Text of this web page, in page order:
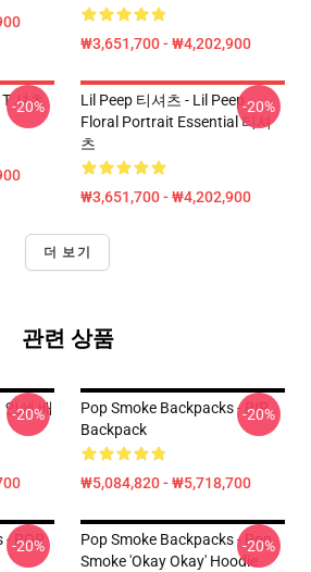
₩3,651,700 - ₩4,202,900
셔츠
-20%
Lil Peep 티셔츠 - Lil Peep
Floral Portrait Essential 티셔
츠
₩3,651,700 - ₩4,202,900
-20%
더 보기
관련 상품
인쇄 배
-20%
Pop Smoke Backpacks - RIP
Backpack
₩5,084,820 - ₩5,718,700
-20%
POP
-20%
Pop Smoke Backpacks - Pop
Smoke 'okay Okay' Hoodie
-20%